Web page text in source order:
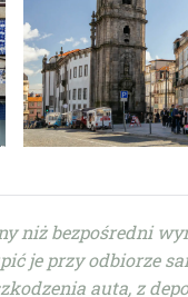
niż bezpośredni
je przy odbiorze
auta, z